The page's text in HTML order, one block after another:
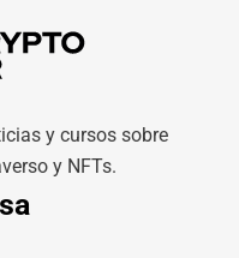
y cursos sobre
y NFTs.